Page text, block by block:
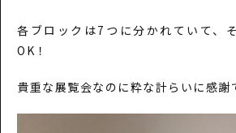
各ブロックは7つに分かれていて、
OK！
貴重な展覧会なのに粋な計らいに感謝